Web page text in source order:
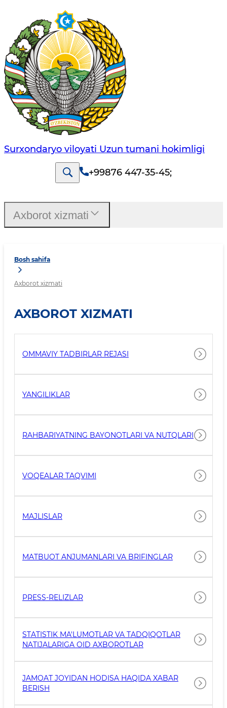
Surxondaryo viloyati Uzun tumani hokimligi
+99876 447-35-45;
Bosh sahifa
Axborot xizmati
AXBOROT XIZMATI
OMMAVIY TADBIRLAR REJASI
YANGILIKLAR
RAHBARIYATNING BAYONOTLARI VA NUTQLARI
VOQEALAR TAQVIMI
MAJLISLAR
MATBUOT ANJUMANLARI VA BRIFINGLAR
PRESS-RELIZLAR
STATISTIK MA'LUMOTLAR VA TADQIQOTLAR
NATIJALARIGA OID AXBOROTLAR
JAMOAT JOYIDAN HODISA HAQIDA XABAR
BERISH
Axborot xizmati